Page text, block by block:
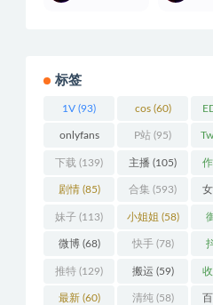
标签
1V (93) cos(60)
onlyfans
(106)
P站 (95)
下载 (139) 主播 (105)
剧情(85) 合集 (593)
妹子 (113) 小姐姐 (58)
微博(68) 快手(78)
推特 (129) 搬运 (59)
最新(60) 清纯(58)